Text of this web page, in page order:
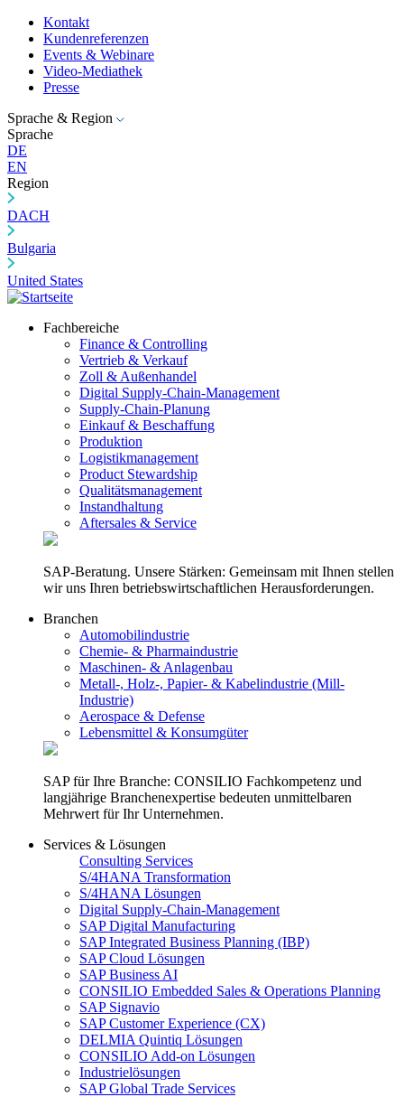
Kontakt
Kundenreferenzen
Events & Webinare
Video-Mediathek
Presse
Sprache & Region
Sprache
DE
EN
Region
DACH
Bulgaria
United States
Fachbereiche
Finance & Controlling
Vertrieb & Verkauf
Zoll & Außenhandel
Digital Supply-Chain-Management
Supply-Chain-Planung
Einkauf & Beschaffung
Produktion
Logistikmanagement
Product Stewardship
Qualitätsmanagement
Instandhaltung
Aftersales & Service
SAP-Beratung. Unsere Stärken: Gemeinsam mit Ihnen stellen
wir uns Ihren betriebswirtschaftlichen Herausforderungen.
Branchen
Automobilindustrie
Chemie- & Pharmaindustrie
Maschinen- & Anlagenbau
Metall-, Holz-, Papier- & Kabelindustrie (Mill-
Industrie)
Aerospace & Defense
Lebensmittel & Konsumgüter
SAP für Ihre Branche: CONSILIO Fachkompetenz und
langjährige Branchenexpertise bedeuten unmittelbaren
Mehrwert für Ihr Unternehmen.
Services & Lösungen
Consulting Services
S/4HANA Transformation
S/4HANA Lösungen
Digital Supply-Chain-Management
SAP Digital Manufacturing
SAP Integrated Business Planning (IBP)
SAP Cloud Lösungen
SAP Business AI
CONSILIO Embedded Sales & Operations Planning
SAP Signavio
SAP Customer Experience (CX)
DELMIA Quintiq Lösungen
CONSILIO Add-on Lösungen
Industrielösungen
SAP Global Trade Services